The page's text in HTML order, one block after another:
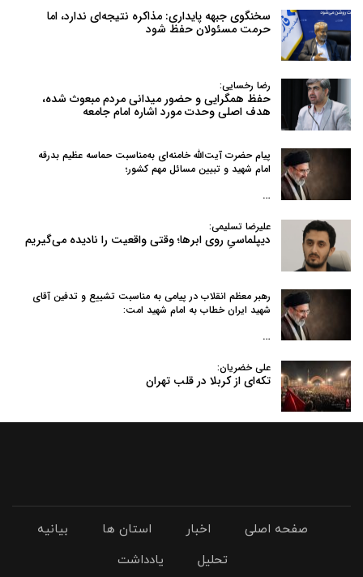
سخنگوی جبهه پایداری: مذاکره نتیجه‌ای ندارد، اما
حرمت مسئولان حفظ شود
رضا رخسایی:
حفظ همگرایی و حضور میدانی مردم مبعوث شده،
هدف اصلی وحدت مورد اشاره امام جامعه
پیام حضرت آیت‌الله خامنه‌ای به‌مناسبت حماسه عظیم بدرقه
امام شهید و تبیین مسائل مهم کشور؛
…
علیرضا تسلیمی:
دیپلماسیِ روی ابرها؛ وقتی واقعیت را نادیده می‌گیریم
رهبر معظم انقلاب در پیامی به‌ مناسبت تشییع و تدفین آقای
شهید ایران خطاب به امام شهید امت:
…
علی خضریان:
تکه‌ای از کربلا در قلب تهران
صفحه اصلی اخبار استان ها
بیانیه
تحلیل
یادداشت